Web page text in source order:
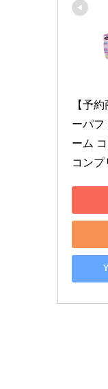
【予
ーパフ
ーム
コンプ